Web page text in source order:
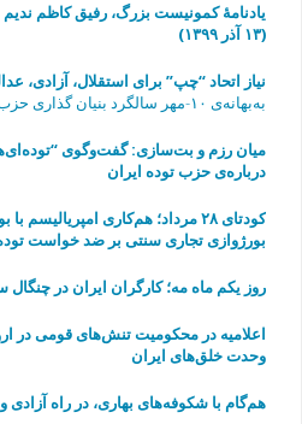
یادنامۀ کمونیست بزرگ، رفیق کاظم
(۱۳ آذر ۱۳۹۹)
نیاز اتحاد “چپ” برای استقلال، آزادی،
به‌بهانه‌ی ۱۰-مهر سالگرد بنیان گذاری حزب توده‌ی ایران!
میان رزم و بت‌سازی: گفت‌وگوی
درباره‌ی حزب توده ایران
کودتای ۲۸ مرداد؛ هم‌کاری
بورژوازی تجاری سنتی بر ضد خواست
روز یکم ماه مه؛ کارگران ایران در
اعلامیه در محکومیت تنش‌های قومی در
وحدت خلق‌های ایران
هم‌گام با شکوفه‌های بهاری، در راه